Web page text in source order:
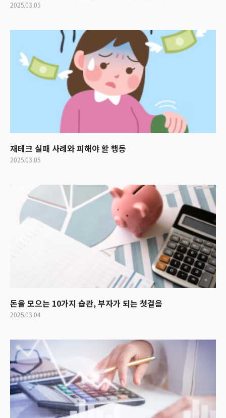
2025.03.05
재테크 실패 사례와 피해야 할 행동
2025.03.05
돈을 모으는 10가지 습관, 부자가 되는 첫걸음
2025.03.04